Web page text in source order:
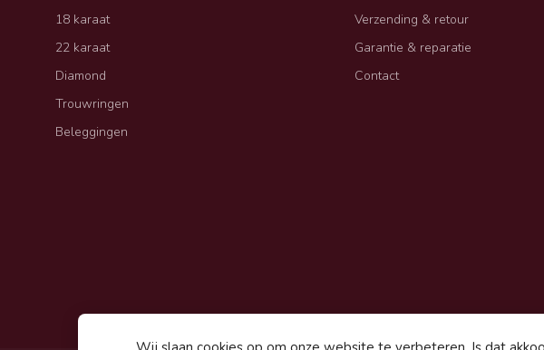
18 karaat
22 karaat
Diamond
Trouwringen
Beleggingen
Verzending & retour
Garantie & reparatie
Contact